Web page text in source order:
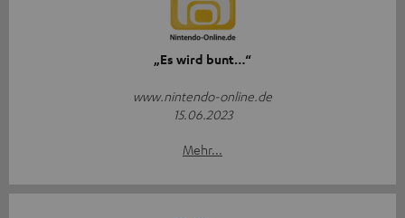
„Es wird bunt…“
www.nintendo-online.de
15.06.2023
Mehr...